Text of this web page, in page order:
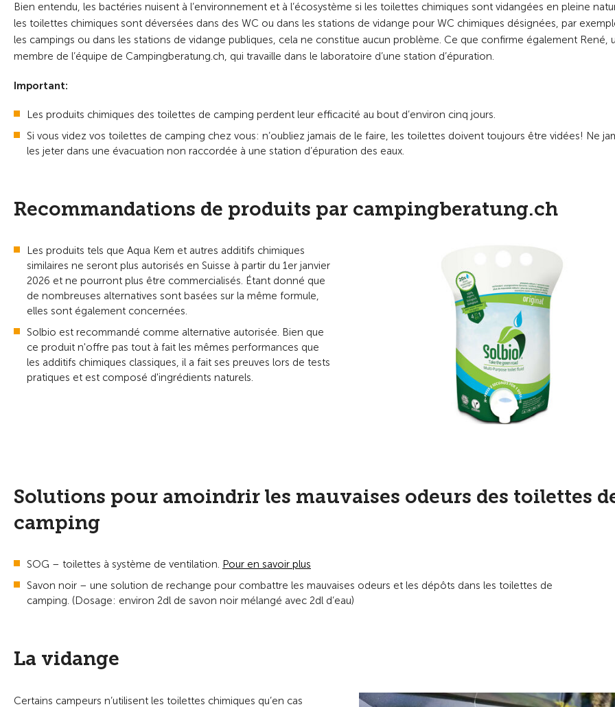
Bien entendu, les bactéries nuisent à l’environnement et à l’écosystème si les toilettes chimiques sont vidangées en pleine
les toilettes chimiques sont déversées dans des WC ou dans les stations de vidange pour WC chimiques désignées, par
les campings ou dans les stations de vidange publiques, cela ne constitue aucun problème. Ce que confirme également René,
membre de l’équipe de Campingberatung.ch, qui travaille dans le laboratoire d’une station d’épuration.
Important:
Les produits chimiques des toilettes de camping perdent leur efficacité au bout d’environ cinq jours.
Si vous videz vos toilettes de camping chez vous: n’oubliez jamais de le faire, les toilettes doivent toujours être vidées! Ne
les jeter dans une évacuation non raccordée à une station d’épuration des eaux.
Recommandations de produits par campingberatung.ch
Les produits tels que Aqua Kem et autres additifs chimiques
similaires ne seront plus autorisés en Suisse à partir du 1er janvier
2026 et ne pourront plus être commercialisés. Étant donné que
de nombreuses alternatives sont basées sur la même formule,
elles sont également concernées.
Solbio est recommandé comme alternative autorisée. Bien que
ce produit n'offre pas tout à fait les mêmes performances que
les additifs chimiques classiques, il a fait ses preuves lors de tests
pratiques et est composé d'ingrédients naturels.
Solutions pour amoindrir les mauvaises odeurs des toilettes
camping
SOG – toilettes à système de ventilation. Pour en savoir plus
Savon noir – une solution de rechange pour combattre les mauvaises odeurs et les dépôts dans les toilettes de
camping. (Dosage: environ 2dl de savon noir mélangé avec 2dl d’eau)
La vidange
Certains campeurs n’utilisent les toilettes chimiques qu’en cas